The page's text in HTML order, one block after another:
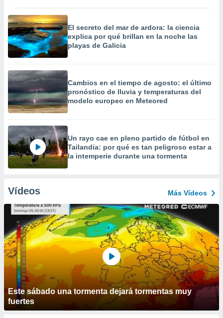
El secreto del mar de ardora: la ciencia
explica por qué brillan en la noche las
playas de Galicia
Cambios en el tiempo de agosto: el último
pronóstico de lluvia y temperaturas del
modelo europeo en Meteored
Un rayo cae en pleno partido de fútbol en
Tailandia: por qué es tan peligroso estar a
la intemperie durante una tormenta
Vídeos Más Vídeos
Este sábado una tormenta dejará tormentas muy
fuertes